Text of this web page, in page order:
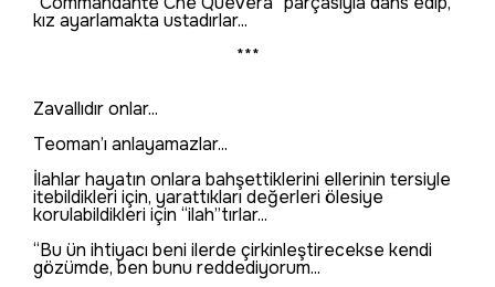
kız ayarlamakta ustadırlar...
***
Zavallıdır onlar...
Teoman’ı anlayamazlar...
İlahlar hayatın onlara bahşettiklerini ellerinin tersiyle
itebildikleri için, yarattıkları değerleri ölesiye
korulabildikleri için “ilah”tırlar...
“Bu ün ihtiyacı beni ilerde çirkinleştirecekse kendi
gözümde, ben bunu reddediyorum...